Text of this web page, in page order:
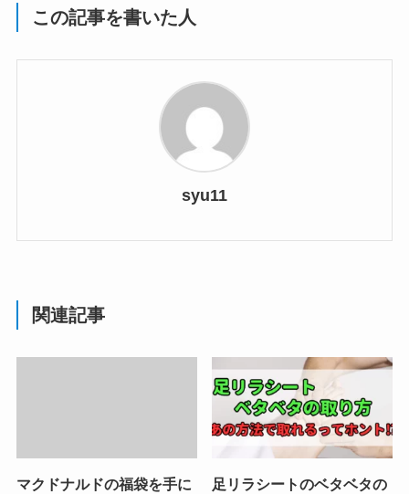
この記事を書いた人
syu11
関連記事
マクドナルドの福袋を手に
足リラシートのベタベタの